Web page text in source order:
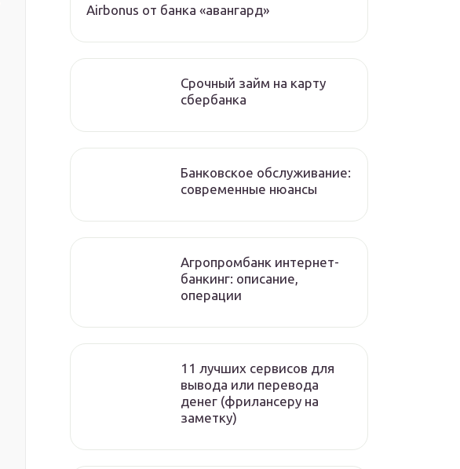
Airbonus от банка «авангард»
Срочный займ на карту
сбербанка
Банковское обслуживание:
современные нюансы
Агропромбанк интернет-
банкинг: описание,
операции
11 лучших сервисов для
вывода или перевода
денег (фрилансеру на
заметку)